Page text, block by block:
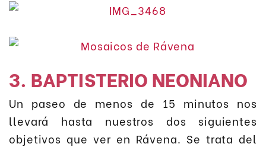
3. BAPTISTERIO NEONIANO
Un paseo de menos de 15 minutos nos
llevará hasta nuestros dos siguientes
objetivos que ver en Rávena. Se trata del